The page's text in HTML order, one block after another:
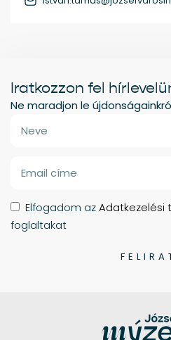
Iratkozzon fel
Ne maradjon le
Elfogadom azAdatkezelési
foglaltakat